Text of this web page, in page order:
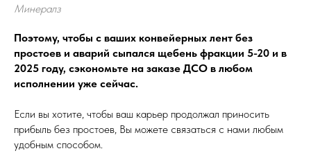
Минералз
Поэтому, чтобы с ваших конвейерных лент без
простоев и аварий сыпался щебень фракции 5-20 и в
2025 году, сэкономьте на заказе ДСО в любом
исполнении уже сейчас.
Если вы хотите, чтобы ваш карьер продолжал приносить
прибыль без простоев, Вы можете связаться с нами любым
удобным способом.